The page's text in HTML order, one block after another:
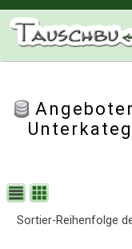
Sortier-Reihenfolge